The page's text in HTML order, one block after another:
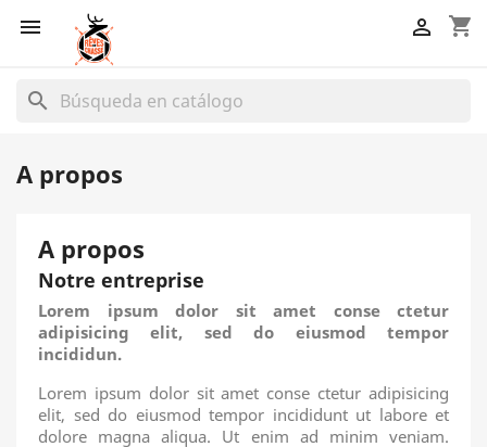
 shopping_cart

search
A propos
A propos
Notre entreprise
Lorem ipsum dolor sit amet conse ctetur
adipisicing elit, sed do eiusmod tempor
incididun.
Lorem ipsum dolor sit amet conse ctetur adipisicing
elit, sed do eiusmod tempor incididunt ut labore et
dolore magna aliqua. Ut enim ad minim veniam.